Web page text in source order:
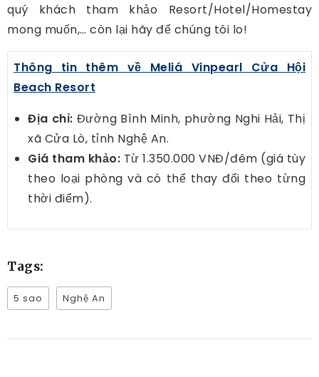
quý khách tham khảo Resort/Hotel/Homestay
mong muốn,… còn lại hãy để chúng tôi lo!
Thông tin thêm về Meliá Vinpearl Cửa Hội
Beach Resort
Địa chỉ: Đường Bình Minh, phường Nghi Hải, Thị
xã Cửa Lò, tỉnh Nghệ An.
Giá tham khảo: Từ 1.350.000 VNĐ/đêm (giá tùy
theo loại phòng và có thể thay đổi theo từng
thời điểm).
Tags:
5 sao Nghệ An